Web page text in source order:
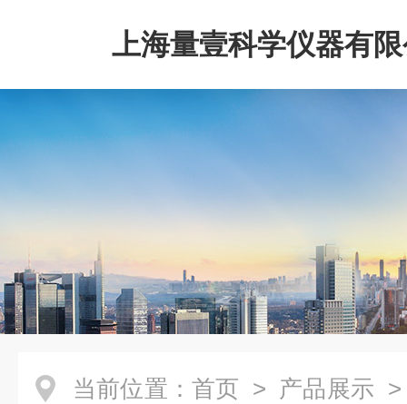
上海量壹科学仪器有
当前位置： 首页 > 产品展示